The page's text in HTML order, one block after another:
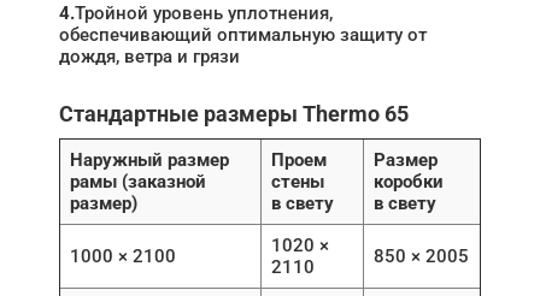
4.Тройной уровень уплотнения,
обеспечивающий оптимальную защиту от
дождя, ветра и грязи
Стандартные размеры Thermo 65
Наружный размер
рамы (заказной
размер)
Проем
стены
в свету
Размер
коробки
в свету
1000 × 2100
1020 ×
2110
850 × 2005